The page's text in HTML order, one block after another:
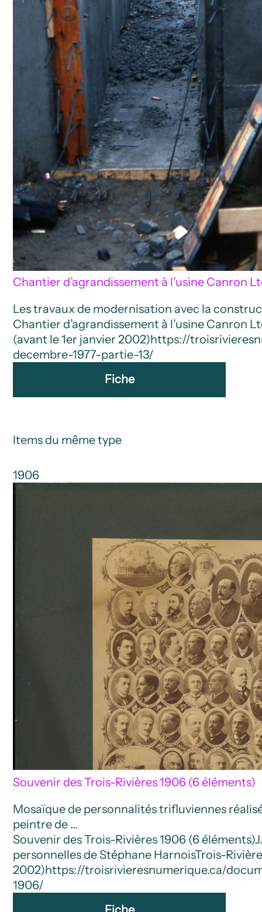
Chantier d’agrandissement à l’usine Canron
Les travaux de modernisation avec la
Chantier d’agrandissement à l’usine Canron
(avant le 1er janvier 2002)https://
decembre-1977-partie-13/
Fiche
Items du même type
1906
Souvenir des Trois-Rivières 1906 (6 éléments)
Mosaïque de personnalités trifluviennes
peintre de …
Souvenir des Trois-Rivières 1906 (6 éléments)
personnelles de Stéphane HarnoisTrois-
2002)https://troisrivieresnumerique.ca/
1906/